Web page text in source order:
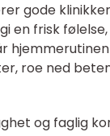
gode
en frisk
roe ned
og faglig